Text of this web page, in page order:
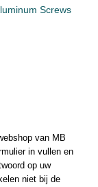
Screws
van MB
in vullen en
op uw
niet bij de